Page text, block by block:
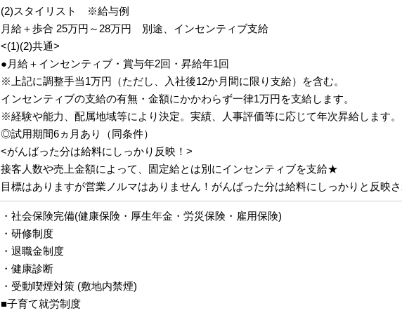
(2)スタイリスト ※給与例
月給＋歩合 25万円～28万円 別途、インセンティブ支給
<(1)(2)共通>
●月給＋インセンティブ・賞与年2回・昇給年1回
※上記に調整手当1万円（ただし、入社後12か月間に限り支給）を含む。
インセンティブの支給の有無・金額にかかわらず一律1万円を支給します。
※経験や能力、配属地域等により決定。実績、人事評価等に応じて年次昇給します。
◎試用期間6ヵ月あり（同条件）
<がんばった分は給料にしっかり反映！>
接客人数や売上金額によって、固定給とは別にインセンティブを支給★
目標はありますが営業ノルマはありません！がんばった分は給料にしっかりと反映
・社会保険完備(健康保険・厚生年金・労災保険・雇用保険)
・研修制度
・退職金制度
・健康診断
・受動喫煙対策 (敷地内禁煙)
■子育て就労制度